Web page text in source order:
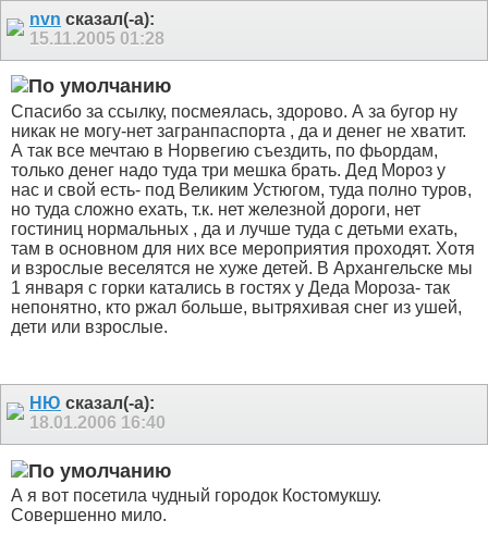
nvn сказал(-а):
15.11.2005 01:28
Спасибо за ссылку, посмеялась, здорово. А за бугор ну
никак не могу-нет загранпаспорта , да и денег не хватит.
А так все мечтаю в Норвегию съездить, по фьордам,
только денег надо туда три мешка брать. Дед Мороз у
нас и свой есть- под Великим Устюгом, туда полно туров,
но туда сложно ехать, т.к. нет железной дороги, нет
гостиниц нормальных , да и лучше туда с детьми ехать,
там в основном для них все мероприятия проходят. Хотя
и взрослые веселятся не хуже детей. В Архангельске мы
1 января с горки катались в гостях у Деда Мороза- так
непонятно, кто ржал больше, вытряхивая снег из ушей,
дети или взрослые.
НЮ сказал(-а):
18.01.2006 16:40
А я вот посетила чудный городок Костомукшу.
Совершенно мило.